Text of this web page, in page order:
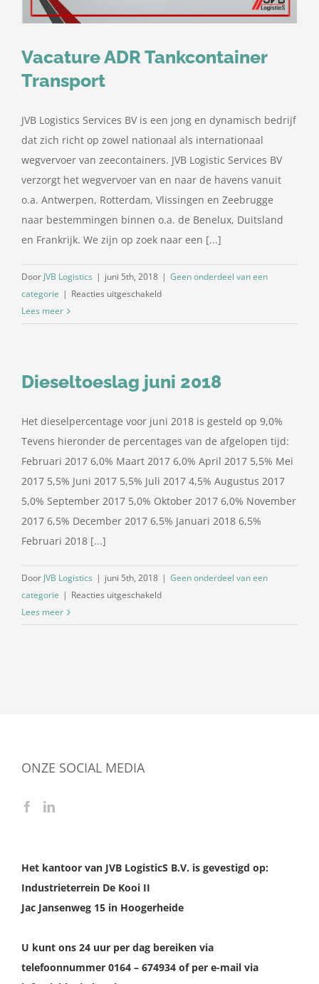
Vacature ADR Tankcontainer
Transport
JVB Logistics Services BV is een jong en dynamisch bedrijf
dat zich richt op zowel nationaal als internationaal
wegvervoer van zeecontainers. JVB Logistic Services BV
verzorgt het wegvervoer van en naar de havens vanuit
o.a. Antwerpen, Rotterdam, Vlissingen en Zeebrugge
naar bestemmingen binnen o.a. de Benelux, Duitsland
en Frankrijk. We zijn op zoek naar een [...]
Door JVB Logistics | juni 5th, 2018 | Geen onderdeel van een
categorie | Reacties uitgeschakeldvoor
Lees meer
Dieseltoeslag juni 2018
Het dieselpercentage voor juni 2018 is gesteld op 9,0%
Tevens hieronder de percentages van de afgelopen tijd:
Februari 2017 6,0% Maart 2017 6,0% April 2017 5,5% Mei
2017 5,5% Juni 2017 5,5% Juli 2017 4,5% Augustus 2017
5,0% September 2017 5,0% Oktober 2017 6,0% November
2017 6,5% December 2017 6,5% Januari 2018 6,5%
Februari 2018 [...]
Door JVB Logistics | juni 5th, 2018 | Geen onderdeel van een
categorie | Reacties uitgeschakeldvoor
Lees meer
ONZE SOCIAL MEDIA
Het kantoor van JVB LogisticS B.V. is gevestigd op:
Industrieterrein De Kooi II
Jac Jansenweg 15 in Hoogerheide
U kunt ons 24 uur per dag bereiken via
telefoonnummer 0164 – 674934 of per e-mail via